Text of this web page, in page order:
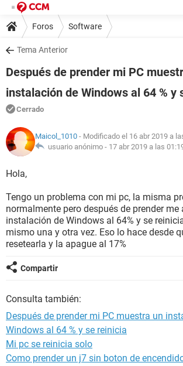
Foros Software
Tema Anterior
Después de prender mi PC
instalación de Windows al 64 % y
Cerrado
Maicol_1010 - Modificado el 16 abr 2019 a
usuario anónimo - 17 abr 2019 a las
Hola,
Tengo un problema con mi pc, la misma
normalmente pero después de prender me
instalación de Windows al 64% y se
mismo una y otra vez. Eso lo hace desde
resetearla y la apague al 17%
Compartir
Consulta también:
Después de prender mi PC muestra un
Windows al 64 % y se reinicia
Mi pc se reinicia solo
Como prender un j7 sin boton de